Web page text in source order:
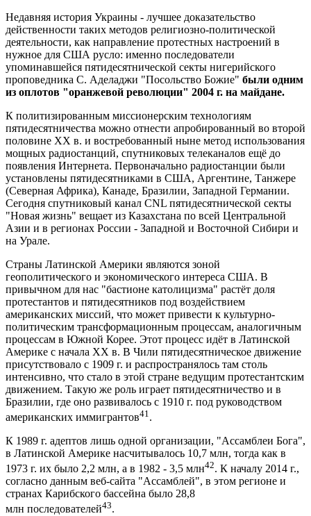
Недавняя история Украины - лучшее доказательство
действенности таких методов религиозно-политической
деятельности, как направление протестных настроений в
нужное для США русло: именно последователи
упоминавшейся пятидесятнической секты нигерийского
проповедника С. Аделаджи "Посольство Божие" были одним
из оплотов "оранжевой революции" 2004 г. на майдане.
К политизированным миссионерским технологиям
пятидесятничества можно отнести апробированный во второй
половине ХХ в. и востребованный ныне метод использования
мощных радиостанций, спутниковых телеканалов ещё до
появления Интернета. Первоначально радиостанции были
установлены пятидесятниками в США, Аргентине, Танжере
(Северная Африка), Канаде, Бразилии, Западной Германии.
Сегодня спутниковый канал CNL пятидесятнической секты
"Новая жизнь" вещает из Казахстана по всей Центральной
Азии и в регионах России - Западной и Восточной Сибири и
на Урале.
Страны Латинской Америки являются зоной
геополитического и экономического интереса США. В
привычном для нас "бастионе католицизма" растёт доля
протестантов и пятидесятников под воздействием
американских миссий, что может привести к культурно-
политическим трансформационным процессам, аналогичным
процессам в Южной Корее. Этот процесс идёт в Латинской
Америке с начала ХХ в. В Чили пятидесятническое движение
присутствовало с 1909 г. и распространялось там столь
интенсивно, что стало в этой стране ведущим протестантским
движением. Такую же роль играет пятидесятничество и в
Бразилии, где оно развивалось с 1910 г. под руководством
американских иммигрантов41 .
К 1989 г. адептов лишь одной организации, "Ассамблеи Бога",
в Латинской Америке насчитывалось 10,7 млн, тогда как в
1973 г. их было 2,2 млн, а в 1982 - 3,5 млн42. К началу 2014 г.,
согласно данным веб-сайта "Ассамблей", в этом регионе и
странах Карибского бассейна было 28,8
млн последователей43.